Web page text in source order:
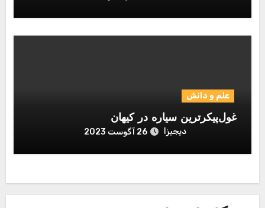
علم و دانش
غول‌پیکرترین سیاره در کیهان
دیجیزا 26 آگوست 2023